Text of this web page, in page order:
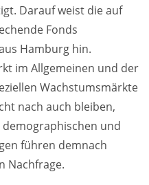
Darauf weist die auf
Fonds
Hamburg hin.
im Allgemeinen und der
Wachstumsmärkte
nach auch bleiben,
und
führen demnach
Nachfrage.